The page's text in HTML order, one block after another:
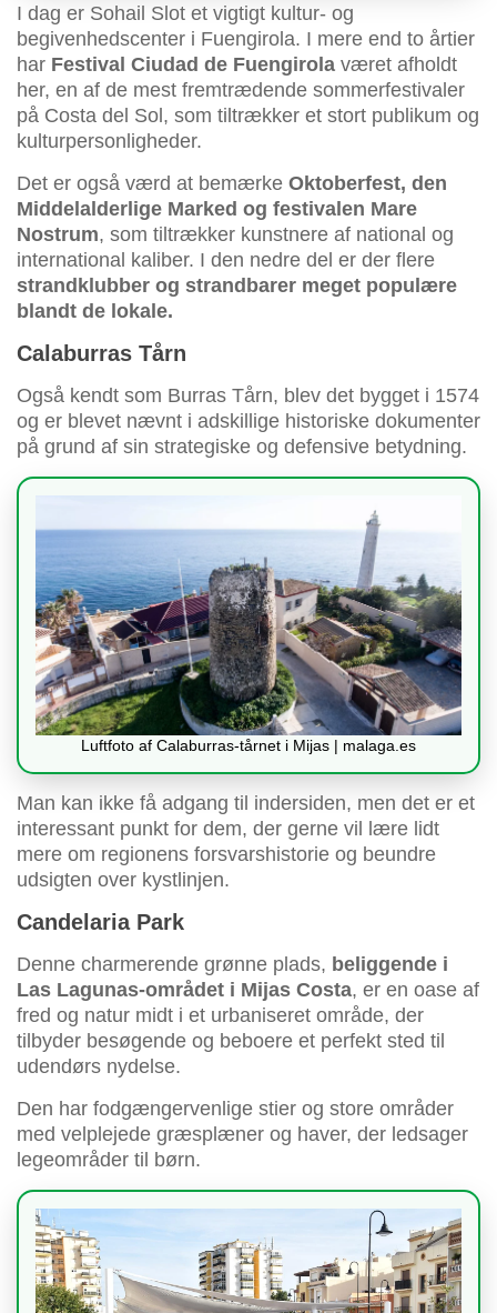
I dag er Sohail Slot et vigtigt kultur- og
begivenhedscenter i Fuengirola. I mere end to årtier
har Festival Ciudad de Fuengirola været afholdt
her, en af de mest fremtrædende sommerfestivaler
på Costa del Sol, som tiltrækker et stort publikum og
kulturpersonligheder.
Det er også værd at bemærke Oktoberfest, den
Middelalderlige Marked og festivalen Mare
Nostrum, som tiltrækker kunstnere af national og
international kaliber. I den nedre del er der flere
strandklubber og strandbarer meget populære
blandt de lokale.
Calaburras Tårn
Også kendt som Burras Tårn, blev det bygget i 1574
og er blevet nævnt i adskillige historiske dokumenter
på grund af sin strategiske og defensive betydning.
Luftfoto af Calaburras-tårnet i Mijas | malaga.es
Man kan ikke få adgang til indersiden, men det er et
interessant punkt for dem, der gerne vil lære lidt
mere om regionens forsvarshistorie og beundre
udsigten over kystlinjen.
Candelaria Park
Denne charmerende grønne plads, beliggende i
Las Lagunas-området i Mijas Costa, er en oase af
fred og natur midt i et urbaniseret område, der
tilbyder besøgende og beboere et perfekt sted til
udendørs nydelse.
Den har fodgængervenlige stier og store områder
med velplejede græsplæner og haver, der ledsager
legeområder til børn.